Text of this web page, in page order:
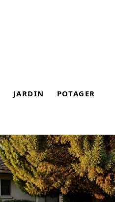
JARDIN POTAGER